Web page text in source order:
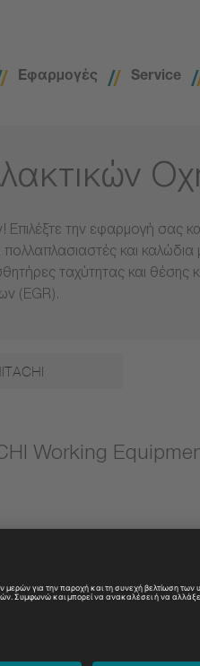
Εφαρμογές Service
την εφαρμογή σας
και καλώδια
ταχύτητας και θέσης
(EGR).
Working
Please select